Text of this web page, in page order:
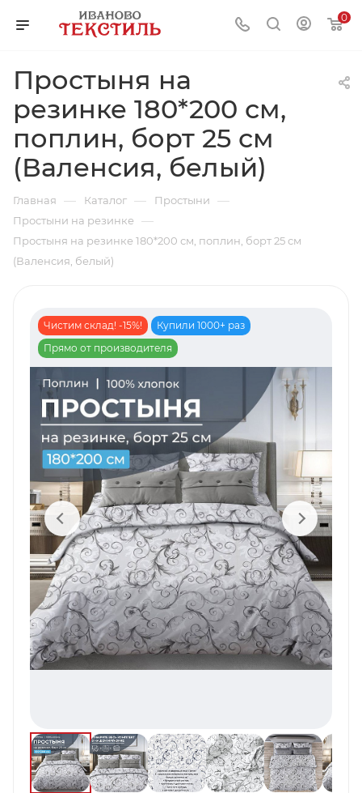
0
Простыня на
резинке 180*200 см,
поплин, борт 25 см
(Валенсия, белый)
Главная — Каталог — Простыни —
Простыни на резинке —
Простыня на резинке 180*200 см, поплин, борт 25 см
(Валенсия, белый)
Чистим склад! -15%!
Купили 1000+ раз
Прямо от производителя